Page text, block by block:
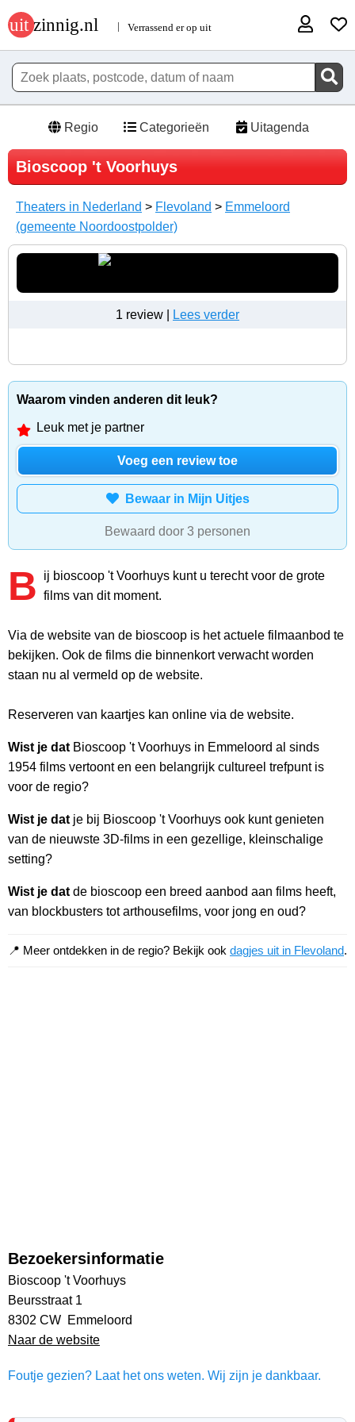
Regio Categorieën Uitagenda
Bioscoop 't Voorhuys
Theaters in Nederland > Flevoland > Emmeloord
(gemeente Noordoostpolder)
1 review | Lees verder
Waarom vinden anderen dit leuk?
Leuk met je partner
Voeg een review toe
Bewaar in Mijn Uitjes
Bewaard door 3 personen
B
ij bioscoop 't Voorhuys kunt u terecht voor de grote
films van dit moment.
Via de website van de bioscoop is het actuele filmaanbod te
bekijken. Ook de films die binnenkort verwacht worden
staan nu al vermeld op de website.
Reserveren van kaartjes kan online via de website.
Wist je dat Bioscoop 't Voorhuys in Emmeloord al sinds
1954 films vertoont en een belangrijk cultureel trefpunt is
voor de regio?
Wist je dat je bij Bioscoop 't Voorhuys ook kunt genieten
van de nieuwste 3D-films in een gezellige, kleinschalige
setting?
Wist je dat de bioscoop een breed aanbod aan films heeft,
van blockbusters tot arthousefilms, voor jong en oud?
📍 Meer ontdekken in de regio? Bekijk ook dagjes uit in Flevoland.
Bezoekersinformatie
Bioscoop 't Voorhuys
Beursstraat 1
8302 CW Emmeloord
Naar de website
Foutje gezien? Laat het ons weten. Wij zijn je dankbaar.